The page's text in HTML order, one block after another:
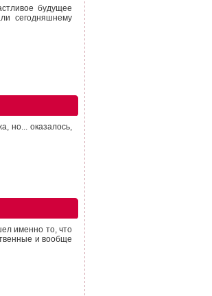
будущее
сегодняшнему
но... оказалось,
именно то, что
и вообще